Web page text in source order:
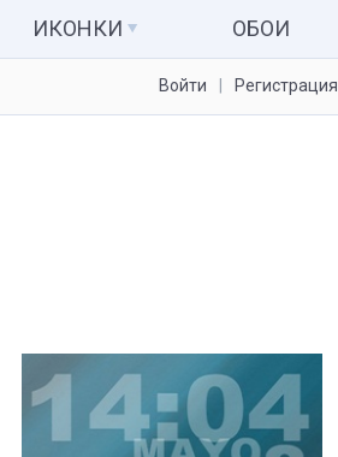
ИКОНКИ
Иконки для папок
ОБОИ
Войти Регистрация